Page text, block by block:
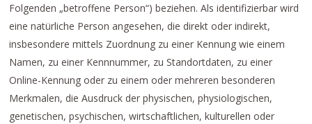
Folgenden „betroffene Person“) beziehen. Als identifizierbar wird
eine natürliche Person angesehen, die direkt oder indirekt,
insbesondere mittels Zuordnung zu einer Kennung wie einem
Namen, zu einer Kennnummer, zu Standortdaten, zu einer
Online-Kennung oder zu einem oder mehreren besonderen
Merkmalen, die Ausdruck der physischen, physiologischen,
genetischen, psychischen, wirtschaftlichen, kulturellen oder